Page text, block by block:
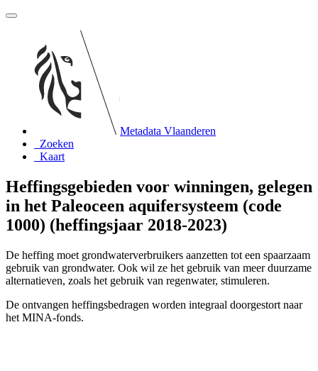
Metadata Vlaanderen
Zoeken
Kaart
Heffingsgebieden voor winningen, gelegen
in het Paleoceen aquifersysteem (code
1000) (heffingsjaar 2018-2023)
De heffing moet grondwaterverbruikers aanzetten tot een spaarzaam
gebruik van grondwater. Ook wil ze het gebruik van meer duurzame
alternatieven, zoals het gebruik van regenwater, stimuleren.
De ontvangen heffingsbedragen worden integraal doorgestort naar
het MINA-fonds.